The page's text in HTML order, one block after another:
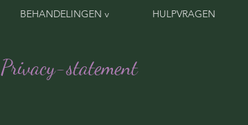
BEHANDELINGEN v HULPVRAGEN
Privacy-statement